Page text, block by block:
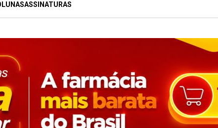
ASSINATURAS